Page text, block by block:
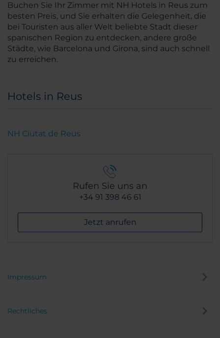
Buchen Sie Ihr Zimmer mit NH Hotels in Reus zum
besten Preis, und Sie erhalten die Gelegenheit, die
bei Touristen aus aller Welt beliebte Stadt dieser
spanischen Region zu entdecken, andere große
Städte, wie Barcelona und Girona, sind auch schnell
zu erreichen.
Hotels in Reus
NH Ciutat de Reus
Rufen Sie uns an
+34 91 398 46 61
Jetzt anrufen
Impressum
Rechtliches